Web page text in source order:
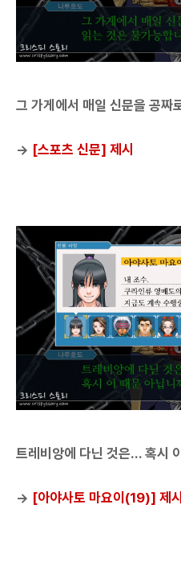
그 가게에서 매일 신문을 공짜
→ [스포츠 신문] 제시
트레비앙에 다닌 것은... 혹시
→ [아야사토 마요이(19)] 제시